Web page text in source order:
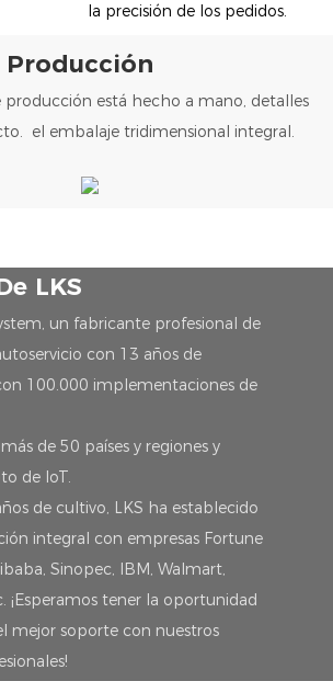
la precisión de los pedidos.
Producción
producción está hecho a mano, detalles
el embalaje tridimensional integral.
LKS
un fabricante profesional de
con 13 años de
100.000 implementaciones de
de 50 países y regiones y
de IoT.
de cultivo, LKS ha establecido
integral con empresas Fortune
Sinopec, IBM, Walmart,
¡Esperamos tener la oportunidad
mejor soporte con nuestros